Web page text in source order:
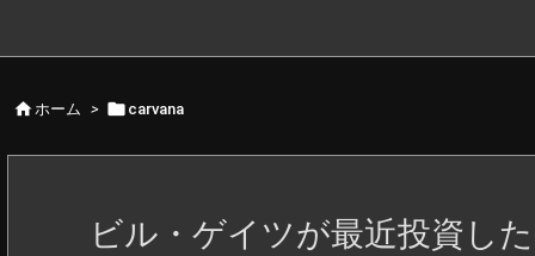
ホーム >  carvana
ビル・ゲイツが最近投資し